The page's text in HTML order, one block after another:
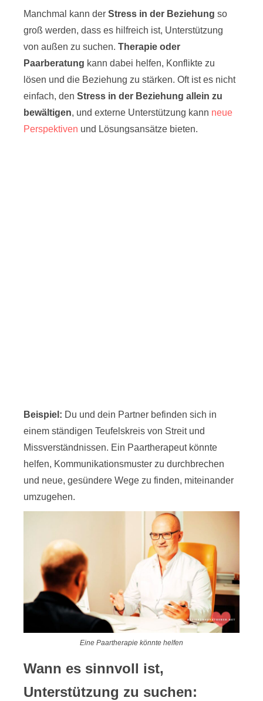
Manchmal kann der Stress in der Beziehung so
groß werden, dass es hilfreich ist, Unterstützung
von außen zu suchen. Therapie oder
Paarberatung kann dabei helfen, Konflikte zu
lösen und die Beziehung zu stärken. Oft ist es nicht
einfach, den Stress in der Beziehung allein zu
bewältigen, und externe Unterstützung kann neue
Perspektiven und Lösungsansätze bieten.
Beispiel: Du und dein Partner befinden sich in
einem ständigen Teufelskreis von Streit und
Missverständnissen. Ein Paartherapeut könnte
helfen, Kommunikationsmuster zu durchbrechen
und neue, gesündere Wege zu finden, miteinander
umzugehen.
Eine Paartherapie könnte helfen
Wann es sinnvoll ist,
Unterstützung zu suchen: